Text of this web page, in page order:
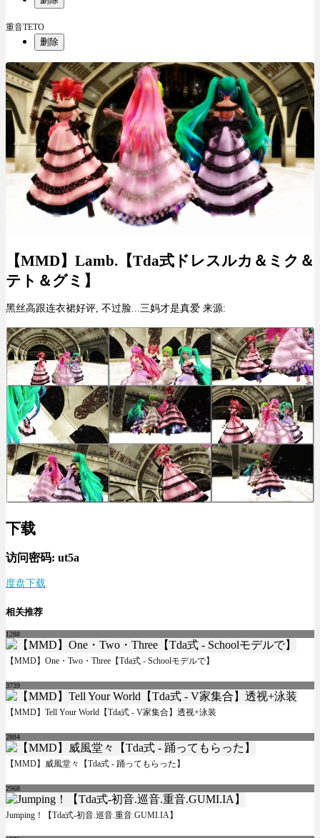
重音TETO
删除
【MMD】Lamb.【Tda式ドレスルカ＆ミク＆
テト＆グミ】
黑丝高跟连衣裙好评, 不过脸...三妈才是真爱 来源:
下载
访问密码: ut5a
度盘下载
相关推荐
1288
【MMD】One・Two・Three【Tda式 - Schoolモデルで】
3739
【MMD】Tell Your World【Tda式 - V家集合】透视+泳装
2884
【MMD】威風堂々【Tda式 - 踊ってもらった】
2968
Jumping！【Tda式-初音.巡音.重音.GUMI.IA】